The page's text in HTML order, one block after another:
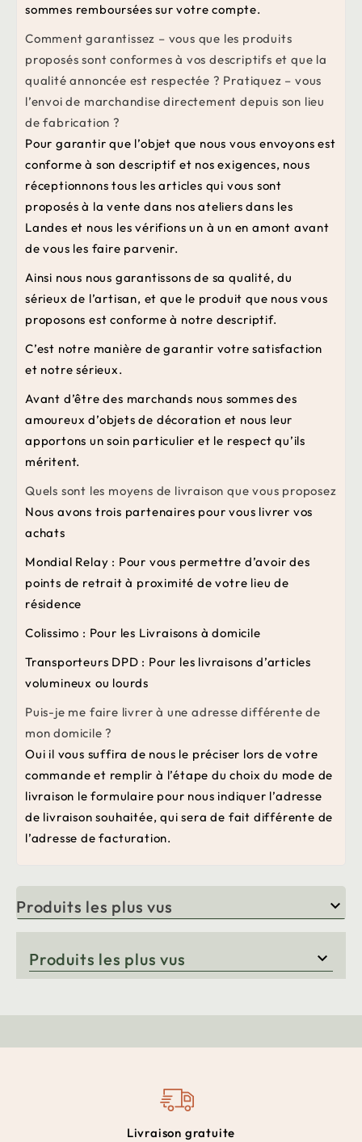
sommes remboursées sur votre compte.
Comment garantissez – vous que les produits
proposés sont conformes à vos descriptifs et que la
qualité annoncée est respectée ? Pratiquez – vous
l’envoi de marchandise directement depuis son lieu
de fabrication ?
Pour garantir que l’objet que nous vous envoyons est
conforme à son descriptif et nos exigences, nous
réceptionnons tous les articles qui vous sont
proposés à la vente dans nos ateliers dans les
Landes et nous les vérifions un à un en amont avant
de vous les faire parvenir.
Ainsi nous nous garantissons de sa qualité, du
sérieux de l’artisan, et que le produit que nous vous
proposons est conforme à notre descriptif.
C’est notre manière de garantir votre satisfaction
et notre sérieux.
Avant d’être des marchands nous sommes des
amoureux d’objets de décoration et nous leur
apportons un soin particulier et le respect qu’ils
méritent.
Quels sont les moyens de livraison que vous proposez
Nous avons trois partenaires pour vous livrer vos
achats
Mondial Relay : Pour vous permettre d’avoir des
points de retrait à proximité de votre lieu de
résidence
Colissimo : Pour les Livraisons à domicile
Transporteurs DPD : Pour les livraisons d’articles
volumineux ou lourds
Puis-je me faire livrer à une adresse différente de
mon domicile ?
Oui il vous suffira de nous le préciser lors de votre
commande et remplir à l’étape du choix du mode de
livraison le formulaire pour nous indiquer l’adresse
de livraison souhaitée, qui sera de fait différente de
l’adresse de facturation.
Produits les plus vus 
Produits les plus vus 
Livraison gratuite